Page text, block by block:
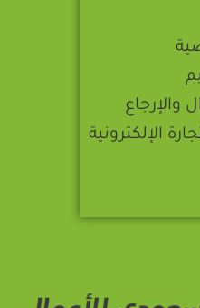
والإرجاع
الإلكترونية